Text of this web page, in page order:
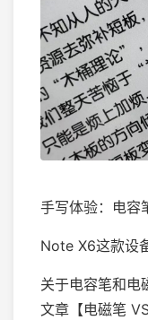
手写体验：电容
Note X6这款设
关于电容笔和电
文章【电磁笔